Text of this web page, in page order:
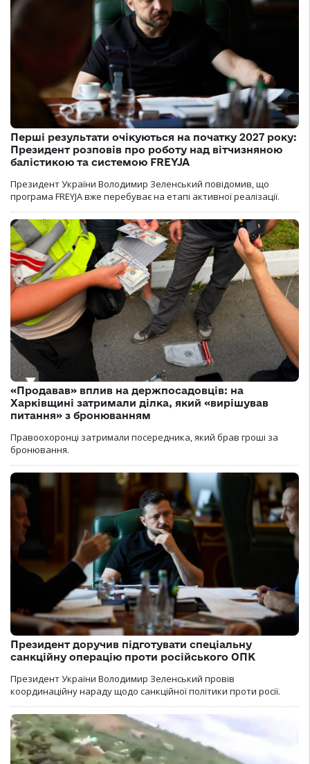
Перші результати очікуються на початку 2027 року:
Президент розповів про роботу над вітчизняною
балістикою та системою FREYJA
Президент України Володимир Зеленський повідомив, що
програма FREYJA вже перебуває на етапі активної реалізації.
«Продавав» вплив на держпосадовців: на
Харківщині затримали ділка, який «вирішував
питання» з бронюванням
Правоохоронці затримали посередника, який брав гроші за
бронювання.
Президент доручив підготувати спеціальну
санкційну операцію проти російського ОПК
Президент України Володимир Зеленський провів
координаційну нараду щодо санкційної політики проти росії.